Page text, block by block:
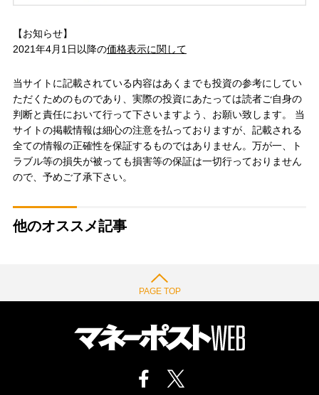
【お知らせ】
2021年4月1日以降の価格表示に関して
当サイトに記載されている内容はあくまでも投資の参考にしてい
ただくためのものであり、実際の投資にあたっては読者ご自身の
判断と責任において行って下さいますよう、お願い致します。 当
サイトの掲載情報は細心の注意を払っておりますが、記載される
全ての情報の正確性を保証するものではありません。万が一、ト
ラブル等の損失が被っても損害等の保証は一切行っておりません
ので、予めご了承下さい。
他のオススメ記事
PAGE TOP